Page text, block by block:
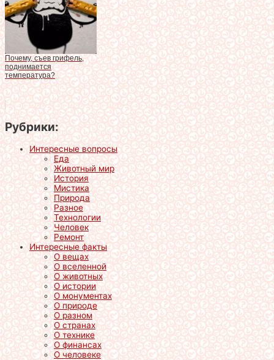
Почему, съев грифель,
поднимается
температура?
Рубрики:
Интересные вопросы
Еда
Животный мир
История
Мистика
Природа
Разное
Технологии
Человек
Ремонт
Интересные факты
О вещах
О вселенной
О животных
О истории
О монументах
О природе
О разном
О странах
О технике
О финансах
О человеке